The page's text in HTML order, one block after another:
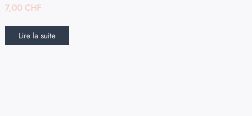
7,00 CHF
Lire la suite